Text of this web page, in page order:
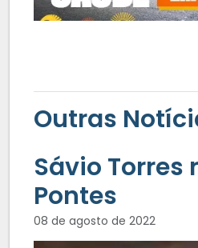
Outras
Sávio
Pontes
08 de agosto de 2022